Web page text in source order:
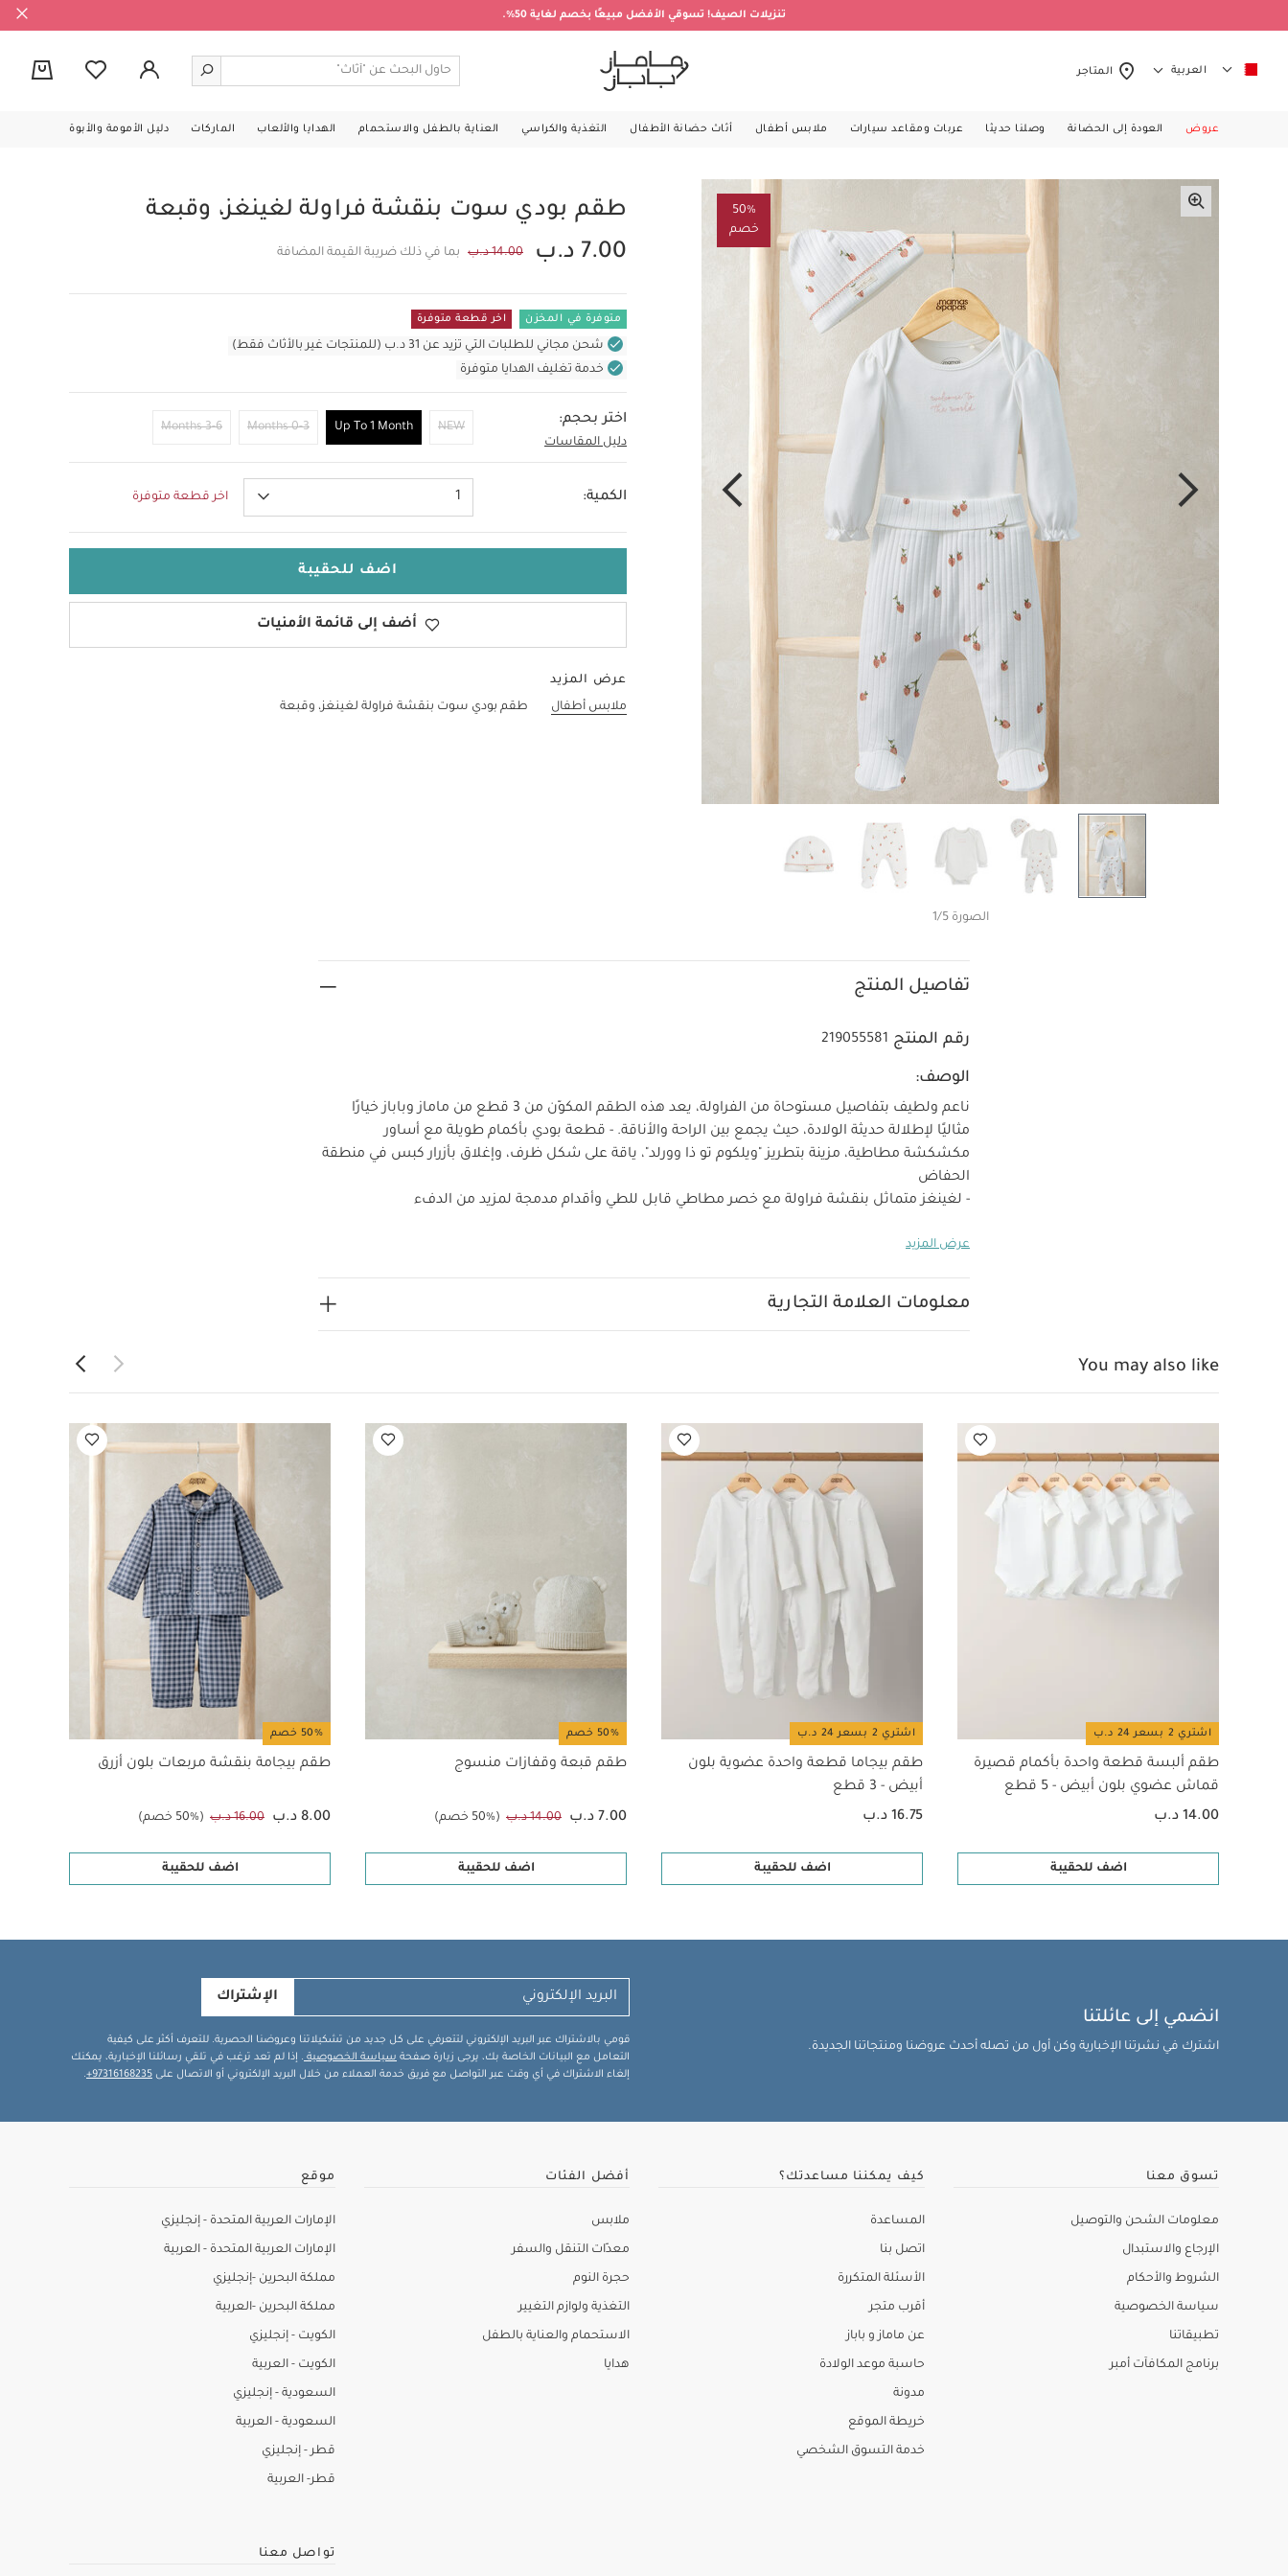
تنزيلات الصيف! تسوقي الأفضل مبيعًا بخصم لغاية 50%.
العربية المتاجر
عروض العودة إلى الحضانة وصلنا حديثا عربات ومقاعد سيارات ملابس أطفال أثاث حضانة الأطفال التغذية والكراسي العناية بالطفل والاستحمام الهدايا والألعاب الماركات دليل الأمومة والأبوة
50%
خصم
الصورة 1/5
طقم بودي سوت بنقشة فراولة لغينغز، وقبعة
7.00 د.ب
14.00 د.ب بما في ذلك ضريبة القيمة المضافة
متوفرة في المخزن اخر قطعة متوفرة
شحن مجاني للطلبات التي تزيد عن 31 د.ب (للمنتجات غير بالأثاث فقط)
خدمة تغليف الهدايا متوفرة
اختر بحجم:
دليل المقاسات
NEW
Up To 1 Month
0-3 Months
3-6 Months
Up To 1 Month
الكمية: 1 اخر قطعة متوفرة
اضف للحقيبة
أضف إلى قائمة الأمنيات
عرض المزيد
ملابس أطفال
طقم بودي سوت بنقشة فراولة لغينغز، وقبعة
تفاصيل المنتج
رقم المنتج 219055581
الوصف:
ناعم ولطيف بتفاصيل مستوحاة من الفراولة، يعد هذه الطقم المكوّن من 3 قطع من ماماز وباباز خيارًا
مثاليًا لإطلالة حديثة الولادة، حيث يجمع بين الراحة والأناقة. - قطعة بودي بأكمام طويلة مع أساور
مكشكشة مطاطية، مزينة بتطريز "ويلكوم تو ذا وورلد"، ياقة على شكل ظرف، وإغلاق بأزرار كبس في منطقة
الحفاض
- لغينغز متماثل بنقشة فراولة مع خصر مطاطي قابل للطي وأقدام مدمجة لمزيد من الدفء
وتفصيل بيكو ناعم
ومتناسق مستوحى من الفراولة، ليمنح طفلتكِ إطلالة متكاملة منذ أيامها الأولى. تأتي قطعة البودي بأكمام
طويلة مع تطريز أنيق لعبارة "ويلكوم تو ذا وورلد"، بالإضافة إلى ياقة عملية على شكل ظرف وأساور مطاطية
بدرجة حرارة منخفضة
يُمنع التنظيف الجاف
تُنظف الألوان الداكنة بشكل منفصل مع الكي على الجهة
الداخلية
قد يعجبك أيضاً:طقم ألبسة قطعة واحدة بأكمام قصيرة قماش عضوي بلون أبيض - 5 قطع
طقم بيجاما
قطعة واحدة عضوية بلون أبيض - 3 قطع
طقم قبعة وقفازات منسوج
بيجامة منسوج بنقشة زهور
عرض المزيد
معلومات العلامة التجارية
You may also like
اشتري 2 بسعر 24 د.ب
طقم ألبسة قطعة واحدة بأكمام قصيرة
قماش عضوي بلون أبيض - 5 قطع
14.00 د.ب
اضف للحقيبة
اشتري 2 بسعر 24 د.ب
طقم بيجاما قطعة واحدة عضوية بلون
أبيض - 3 قطع
16.75 د.ب
اضف للحقيبة
50% خصم
طقم قبعة وقفازات منسوج
7.00 د.ب 14.00 د.ب (50% خصم)
اضف للحقيبة
50% خصم
طقم بيجامة بنقشة مربعات بلون أزرق
8.00 د.ب 16.00 د.ب (50% خصم)
اضف للحقيبة
انضمي إلى عائلتنا
اشترك في نشرتنا الإخبارية وكن أول من تصله أحدث عروضنا ومنتجاتنا الجديدة.
الإشتراك
قومي بالاشتراك عبر البريد الإلكتروني لتتعرفي على كل جديد من تشكيلاتنا وعروضنا الحصرية. للتعرف أكثر على كيفية
التعامل مع البيانات الخاصة بك، يرجى زيارة صفحة سياسة الخصوصية . إذا لم تعد ترغب في تلقي رسائلنا الإخبارية، يمكنك
إلغاء الاشتراك في أي وقت عبر التواصل مع فريق خدمة العملاء من خلال البريد الإلكتروني أو الاتصال على 97316168235+
.
تسوق معنا
معلومات الشحن والتوصيل
الإرجاع والاستبدال
الشروط والأحكام
سياسة الخصوصية
تطبيقاتنا
برنامج المكافآت أمبر
كيف يمكننا مساعدتك؟
المساعدة
اتصل بنا
الأسئلة المتكررة
أقرب متجر
عن ماماز و باباز
حاسبة موعد الولادة
مدونة
خريطة الموقع
خدمة التسوق الشخصي
أفضل الفئات
ملابس
معدّات التنقل والسفر
حجرة النوم
التغذية ولوازم التغيير
الاستحمام والعناية بالطفل
هدايا
موقع
الإمارات العربية المتحدة - إنجليزي
الإمارات العربية المتحدة - العربية
مملكة البحرين -إنجليزي
مملكة البحرين -العربية
الكويت - إنجليزي
الكويت - العربية
السعودية - إنجليزي
السعودية - العربية
قطر - إنجليزي
قطر- العربية
تواصل معنا